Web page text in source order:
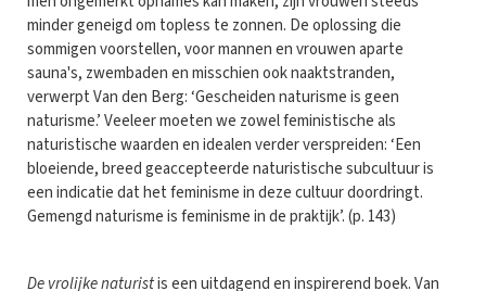
minder geneigd om topless te zonnen. De oplossing die
sommigen voorstellen, voor mannen en vrouwen aparte
sauna's, zwembaden en misschien ook naaktstranden,
verwerpt Van den Berg: ‘Gescheiden naturisme is geen
naturisme.’ Veeleer moeten we zowel feministische als
naturistische waarden en idealen verder verspreiden: ‘Een
bloeiende, breed geaccepteerde naturistische subcultuur is
een indicatie dat het feminisme in deze cultuur doordringt.
Gemengd naturisme is feminisme in de praktijk’. (p. 143)
De vrolijke naturistis een uitdagend en inspirerend boek. Van